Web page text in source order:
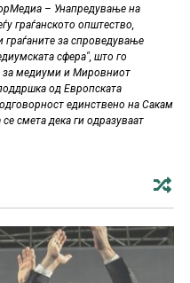
– Унапредување на
граѓанското општество,
граѓаните за спроведување
сфера", што го
за медиуми и Мировниот
од Европската
единствено на Сакам
смета дека ги одразуваат